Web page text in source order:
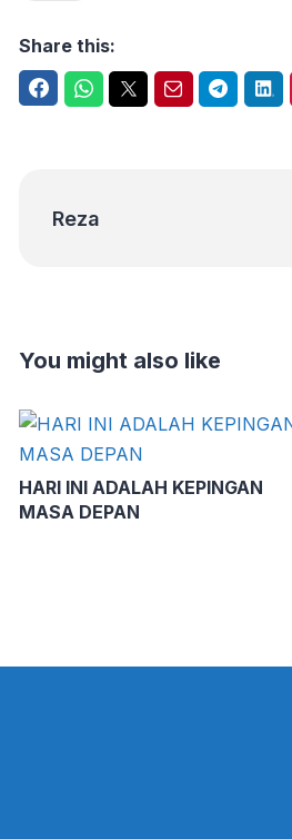
Share this:
Reza
You might also like
HARI INI ADALAH KEPINGAN
MASA DEPAN